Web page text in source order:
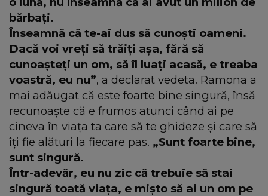
bărbați.
Înseamnă că te-ai dus să cunoști oameni.
Dacă voi vreți să trăiți așa, fără să
cunoașteți un om, să îl luați acasă, e treaba
voastră, eu nu”, a declarat vedeta. Ramona a
mai adăugat că este foarte bine singură, însă
recunoaște că e frumos atunci când ai pe
cineva în viața ta care să te ghideze și care să
îți fie alături la fiecare pas. „Sunt foarte bine,
sunt singură.
Într-adevăr, eu nu zic că trebuie să stai
singură toată viața, e mișto să ai un om pe